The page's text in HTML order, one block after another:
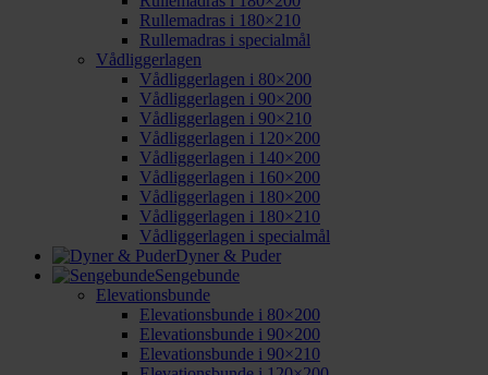
Rullemadras i 180×210
Rullemadras i specialmål
Vådliggerlagen
Vådliggerlagen i 80×200
Vådliggerlagen i 90×200
Vådliggerlagen i 90×210
Vådliggerlagen i 120×200
Vådliggerlagen i 140×200
Vådliggerlagen i 160×200
Vådliggerlagen i 180×200
Vådliggerlagen i 180×210
Vådliggerlagen i specialmål
Dyner & Puder
Sengebunde
Elevationsbunde
Elevationsbunde i 80×200
Elevationsbunde i 90×200
Elevationsbunde i 90×210